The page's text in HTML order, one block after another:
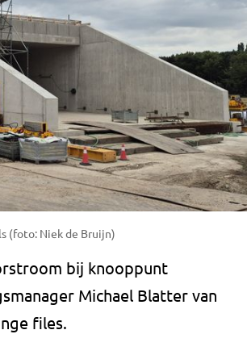
(foto: Niek de Bruijn)
bij knooppunt
Michael Blatter van
files.